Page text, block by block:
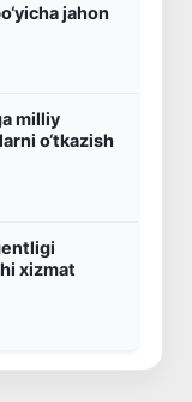
jahon
milliy
o‘tkazish
xizmat